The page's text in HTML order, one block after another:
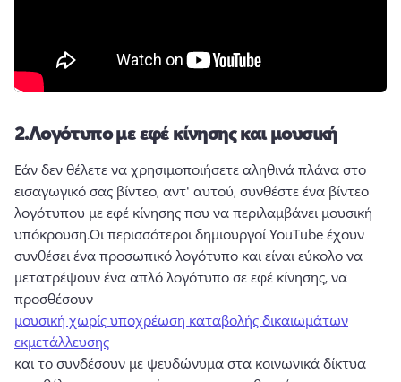
2.Λογότυπο με εφέ κίνησης και μουσική
Εάν δεν θέλετε να χρησιμοποιήσετε αληθινά πλάνα στο
εισαγωγικό σας βίντεο, αντ' αυτού, συνθέστε ένα βίντεο
λογότυπου με εφέ κίνησης που να περιλαμβάνει μουσική
υπόκρουση.Οι περισσότεροι δημιουργοί YouTube έχουν
συνθέσει ένα προσωπικό λογότυπο και είναι εύκολο να
μετατρέψουν ένα απλό λογότυπο σε εφέ κίνησης, να
προσθέσουν
μουσική χωρίς υποχρέωση καταβολής δικαιωμάτων
εκμετάλλευσης
και το συνδέσουν με ψευδώνυμα στα κοινωνικά δίκτυα